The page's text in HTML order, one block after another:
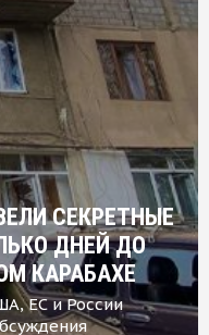
СЕКРЕТНЫЕ
ДНЕЙ ДО
КАРАБАХЕ
ЕС и России